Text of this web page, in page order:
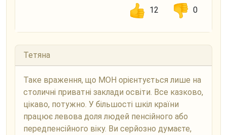
12 0
Тетяна
Таке враження, що МОН орієнтується лише на
столичні приватні заклади освіти. Все казково,
цікаво, потужно. У більшості шкіл країни
працює левова доля людей пенсійного або
передпенсійного віку. Ви серйозно думаєте,